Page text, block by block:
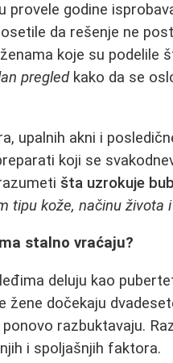
provele godine
da rešenje ne
koje su podelile
pregledkako da se
upalnih akni i
koji se
šta uzrokuje
tipu kože, načinu života
stalno vraćaju?
deluju kao
žene dočekaju
razbuktavaju.
i spoljašnjih faktora.